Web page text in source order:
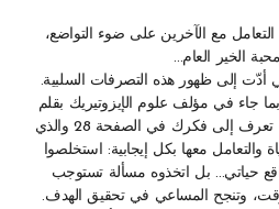
التعامل مع الآخرين على ضوء التواضع،
الخير العام…
أدّت إلى ظهور هذه التصرفات السلبية.
جاء في مؤلف علوم الإيزوتيريك بقلم
الدكتور جوزيف مجدلاني (ج ب م) تعرف إلى فكرك في الصفحة 28 والذي
معها بكل إيجابية: استخلصوا
حياتي… بل اتخذوه مسألة تستوجب
وتنجح المساعي في تحقيق الهدف.